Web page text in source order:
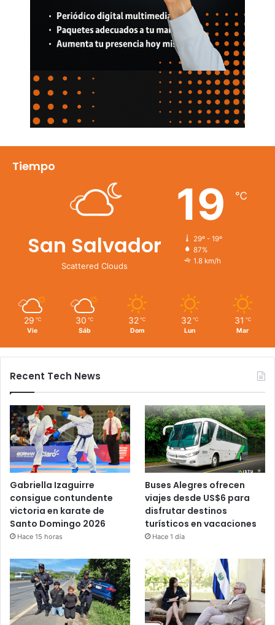
Tiempo
San Salvador
Scattered Clouds
19 ℃
29º - 19º
87%
1.8 km/h
29 ℃
Vie
30 ℃
Sáb
32 ℃
Dom
32 ℃
Lun
31 ℃
Mar
Recent Tech News
Gabriella Izaguirre
consigue contundente
victoria en karate de
Santo Domingo 2026
Hace 15 horas
Buses Alegres ofrecen
viajes desde US$6 para
disfrutar destinos
turísticos en vacaciones
Hace 1 día